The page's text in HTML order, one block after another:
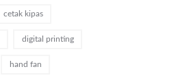
cetak kipas
digital printing
hand fan